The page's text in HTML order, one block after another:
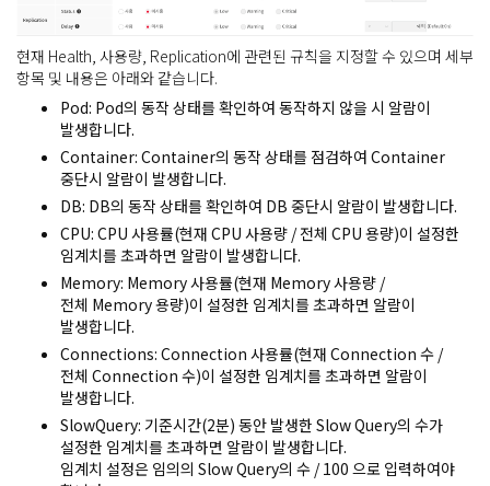
현재 Health, 사용량, Replication에 관련된 규칙을 지정할 수 있으며 세부
항목 및 내용은 아래와 같습니다.
Pod: Pod의 동작 상태를 확인하여 동작하지 않을 시 알람이
발생합니다.
Container: Container의 동작 상태를 점검하여 Container
중단시 알람이 발생합니다.
DB: DB의 동작 상태를 확인하여 DB 중단시 알람이 발생합니다.
CPU: CPU 사용률(현재 CPU 사용량 / 전체 CPU 용량)이 설정한
임계치를 초과하면 알람이 발생합니다.
Memory: Memory 사용률(현재 Memory 사용량 /
전체 Memory 용량)이 설정한 임계치를 초과하면 알람이
발생합니다.
Connections: Connection 사용률(현재 Connection 수 /
전체 Connection 수)이 설정한 임계치를 초과하면 알람이
발생합니다.
SlowQuery: 기준시간(2분) 동안 발생한 Slow Query의 수가
설정한 임계치를 초과하면 알람이 발생합니다.
임계치 설정은 임의의 Slow Query의 수 / 100 으로 입력하여야